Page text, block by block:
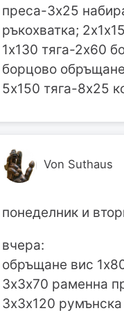
преса-3х25
ръкохватка;
1х130 тяга-2х60
борцово
5х150 тяга-8х25
Von Suthaus
понеделник и
вчера:
обръщане вис
3х3х70 раменна
3х3х120